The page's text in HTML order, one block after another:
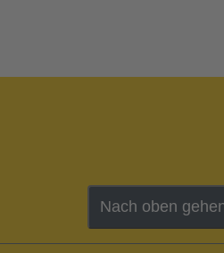
Nach oben